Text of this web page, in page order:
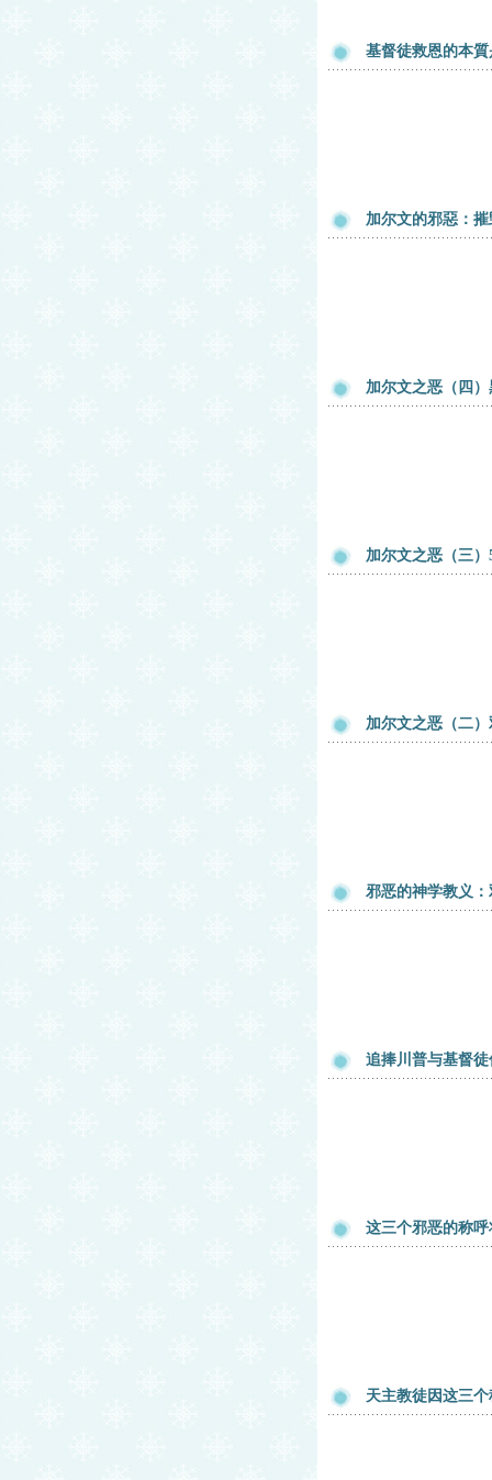
基督徒救恩的本
加尔文的邪惡：
加尔文之恶（四
加尔文之恶（三
加尔文之恶（二
邪恶的神学教义
追捧川普与基督
这三个邪恶的称
天主教徒因这三